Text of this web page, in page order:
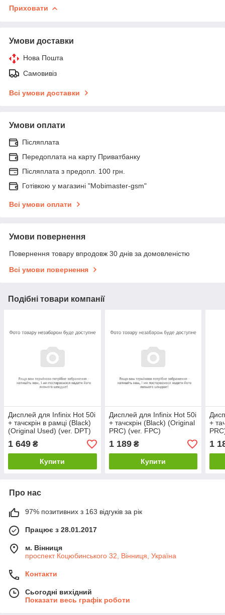
Приховати
Умови доставки
Нова Пошта
Самовивіз
Всі умови доставки
Умови оплати
Післяплата
Передоплата на карту Приватбанку
Післяплата з предопл. 100 грн.
Готівкою у магазині "Mobimaster-gsm"
Всі умови оплати
Умови повернення
Повернення товару впродовж 30 днів за домовленістю
Всі умови повернення
Подібні товари компанії
Дисплей для Infinix Hot 50i
+ тачскрін в рамці (Black)
(Original Used) (ver. DPT)
1 649 ₴
Купити
Дисплей для Infinix Hot 50i
+ тачскрін (Black) (Original
PRC) (ver. FPC)
1 189₴
Купити
+
1
Про нас
97% позитивних з 163 відгуків за рік
Працює з 28.01.2017
м. Вінниця
проспект Коцюбинського 32, Вінниця, Україна
Контакти
Сьогодні вихідний
Показати весь графік роботи